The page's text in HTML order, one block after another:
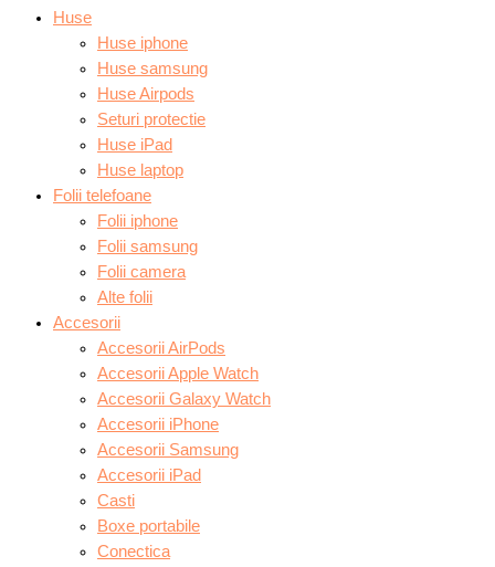
Huse
Huse iphone
Huse samsung
Huse Airpods
Seturi protectie
Huse iPad
Huse laptop
Folii telefoane
Folii iphone
Folii samsung
Folii camera
Alte folii
Accesorii
Accesorii AirPods
Accesorii Apple Watch
Accesorii Galaxy Watch
Accesorii iPhone
Accesorii Samsung
Accesorii iPad
Casti
Boxe portabile
Conectica